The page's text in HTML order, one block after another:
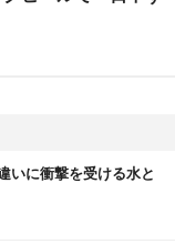
いに衝撃を受ける水と